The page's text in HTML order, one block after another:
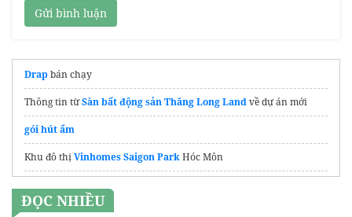
Gửi bình luận
Drapbán chạy
Thông tin từSàn bất động sản Thăng Long Landvề dự án mới
gói hút ẩm
Khu đô thịVinhomes Saigon ParkHóc Môn
Căn hộ cao cấpcelesta gold
ĐỌC NHIỀU